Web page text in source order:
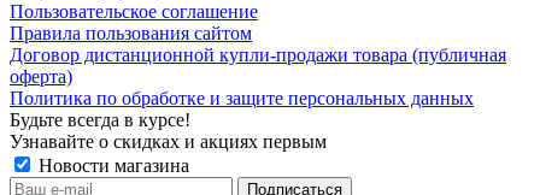
Пользовательское соглашение
Правила пользования сайтом
Договор дистанционной купли-продажи товара (публичная
оферта)
Политика по обработке и защите персональных данных
Будьте всегда в курсе!
Узнавайте о скидках и акциях первым
Новости магазина